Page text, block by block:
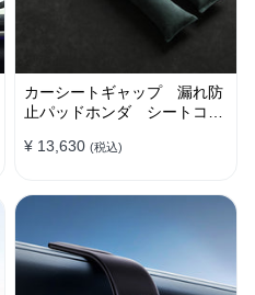
カーシートギャップ 漏れ防
止パッドホンダ シートコン
¥ 13,630 (税込)